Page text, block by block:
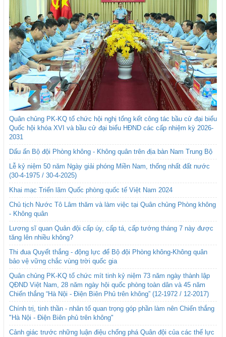
Quân chủng PK-KQ tổ chức hội nghị tổng kết công tác bầu cử đại biểu
Quốc hội khóa XVI và bầu cử đại biểu HĐND các cấp nhiệm kỳ 2026-
2031
Dấu ấn Bộ đội Phòng không - Không quân trên địa bàn Nam Trung Bộ
Lễ kỷ niệm 50 năm Ngày giải phóng Miền Nam, thống nhất đất nước
(30-4-1975 / 30-4-2025)
Khai mạc Triển lãm Quốc phòng quốc tế Việt Nam 2024
Chủ tịch Nước Tô Lâm thăm và làm việc tại Quân chủng Phòng không
- Không quân
Lương sĩ quan Quân đội cấp úy, cấp tá, cấp tướng tháng 7 này được
tăng lên nhiều không?
Thi đua Quyết thắng - động lực để Bộ đội Phòng không-Không quân
bảo vệ vững chắc vùng trời quốc gia
Quân chủng PK-KQ tổ chức mít tinh kỷ niệm 73 năm ngày thành lập
QĐND Việt Nam, 28 năm ngày hội quốc phòng toàn dân và 45 năm
Chiến thắng “Hà Nội - Điện Biên Phủ trên không” (12-1972 / 12-2017)
Chính trị, tinh thần - nhân tố quan trọng góp phần làm nên Chiến thắng
"Hà Nội - Điện Biên phủ trên không"
Cảnh giác trước những luận điệu chống phá Quân đội của các thế lực